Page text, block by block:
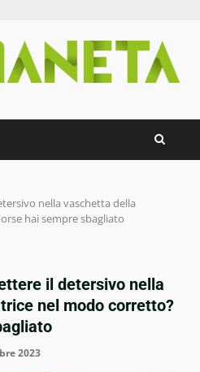
nella vaschetta della
hai sempre sbagliato
il detersivo nella
nel modo corretto?
2023